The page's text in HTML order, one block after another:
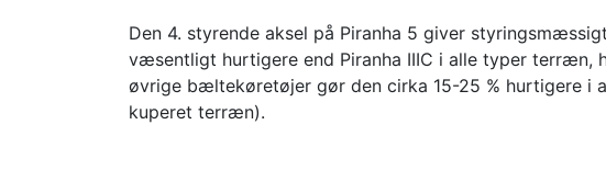
Den 4. styrende aksel på Piranha 5 giver
væsentligt hurtigere end Piranha IIIC i alle typer
øvrige bæltekøretøjer gør den cirka 15-25 % hurtigere i
kuperet terræn).